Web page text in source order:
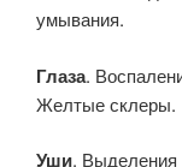
умывания.
Глаза.
Желтые склеры.
Уши. Выделения